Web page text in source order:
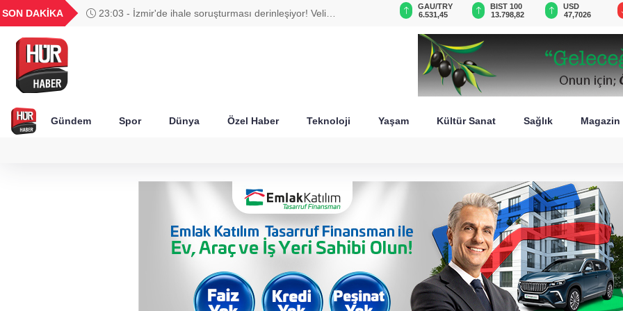
SON DAKİKA
23:03 - İzmir'de ihale soruşturması derinleşiyor! Veli
UYU
1,1825
18,2419
16,2364
27,9743
GAU/TRY
6.531,45
BIST 100
13.798,82
USD
47,7026
Gündem Spor Dünya Özel Haber Teknoloji Yaşam Kültür Sanat Sağlık Magazin